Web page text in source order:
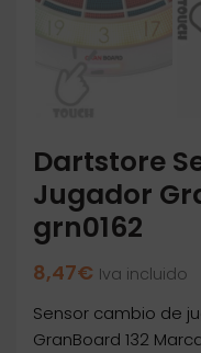
Dartstore
Jugador
grn0162
8,47€ Iva incluido
Sensor cambio de
GranBoard 132